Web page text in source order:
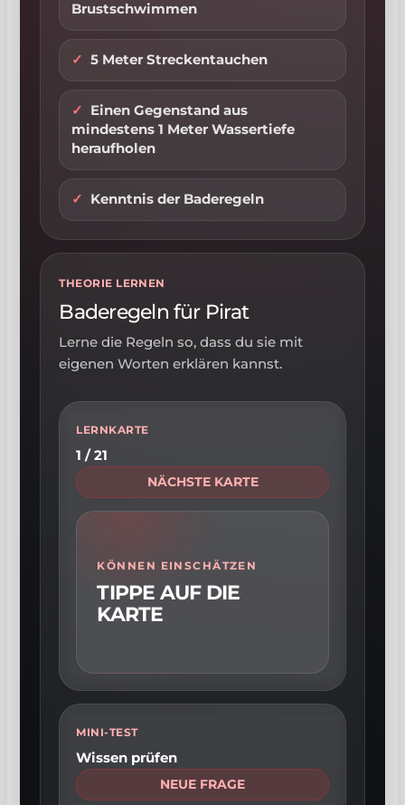
Brustschwimmen
5 Meter Streckentauchen
Einen Gegenstand aus
mindestens 1 Meter Wassertiefe
heraufholen
Kenntnis der Baderegeln
THEORIE LERNEN
Baderegeln für Pirat
Lerne die Regeln so, dass du sie mit
eigenen Worten erklären kannst.
LERNKARTE
1 / 21
NÄCHSTE KARTE
KÖNNEN EINSCHÄTZEN
TIPPE AUF DIE
KARTE
MINI-TEST
Wissen prüfen
NEUE FRAGE